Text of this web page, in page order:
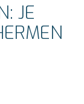
JE